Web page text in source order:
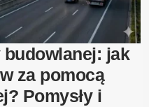
z
zewnętrznych?
jak
za pomocą
Pomysły i